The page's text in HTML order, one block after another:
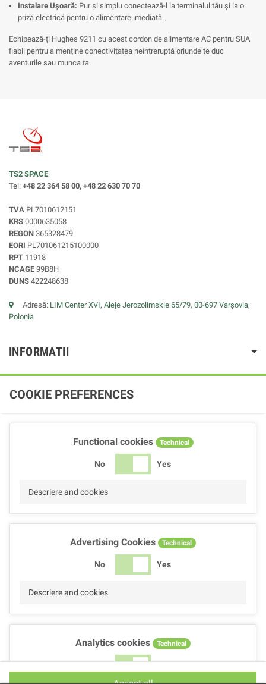
Instalare Ușoară: Pur și simplu conectează-l la terminalul tău și la o
priză electrică pentru o alimentare imediată.
Echipează-ți Hughes 9211 cu acest cordon de alimentare AC pentru SUA
fiabil pentru a menține conectivitatea neîntreruptă oriunde te duc
aventurile sau munca ta.
TS2 SPACE
Tel: +48 22 364 58 00, +48 22 630 70 70
TVA PL7010612151
KRS 0000635058
REGON 365328479
EORI PL701061215100000
RPT 11918
NCAGE 99B8H
DUNS 422248638
Adresă: LIM Center XVI, Aleje Jerozolimskie 65/79, 00-697 Varșovia,
Polonia
INFORMATII
COOKIE PREFERENCES
Functional cookies Technical
No Yes
Descriere and cookies
Advertising Cookies Technical
No Yes
Descriere and cookies
Analytics cookies Technical
No Yes